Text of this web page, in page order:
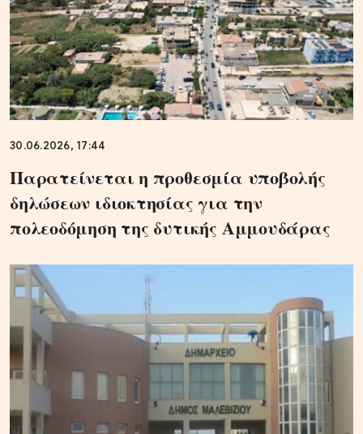
30.06.2026, 17:44
Παρατείνεται η προθεσμία υποβολής
δηλώσεων ιδιοκτησίας για την
πολεοδόμηση της δυτικής Αμμουδάρας